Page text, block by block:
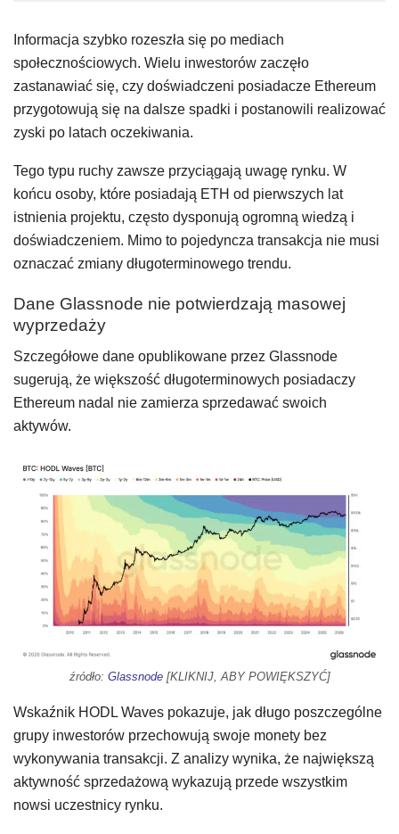
Informacja szybko rozeszła się po mediach
społecznościowych. Wielu inwestorów zaczęło
zastanawiać się, czy doświadczeni posiadacze Ethereum
przygotowują się na dalsze spadki i postanowili realizować
zyski po latach oczekiwania.
Tego typu ruchy zawsze przyciągają uwagę rynku. W
końcu osoby, które posiadają ETH od pierwszych lat
istnienia projektu, często dysponują ogromną wiedzą i
doświadczeniem. Mimo to pojedyncza transakcja nie musi
oznaczać zmiany długoterminowego trendu.
Dane Glassnode nie potwierdzają masowej
wyprzedaży
Szczegółowe dane opublikowane przez Glassnode
sugerują, że większość długoterminowych posiadaczy
Ethereum nadal nie zamierza sprzedawać swoich
aktywów.
źródło: Glassnode[KLIKNIJ, ABY POWIĘKSZYĆ]
Wskaźnik HODL Waves pokazuje, jak długo poszczególne
grupy inwestorów przechowują swoje monety bez
wykonywania transakcji. Z analizy wynika, że największą
aktywność sprzedażową wykazują przede wszystkim
nowsi uczestnicy rynku.